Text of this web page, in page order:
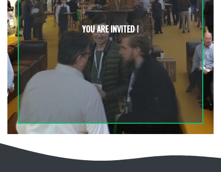
YOU ARE INVITED !